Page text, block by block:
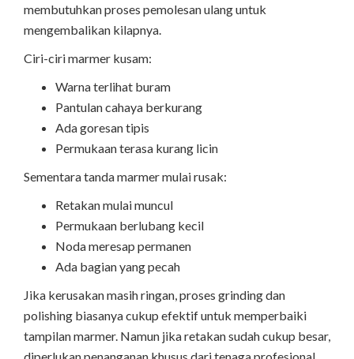
membutuhkan proses pemolesan ulang untuk
mengembalikan kilapnya.
Ciri-ciri marmer kusam:
Warna terlihat buram
Pantulan cahaya berkurang
Ada goresan tipis
Permukaan terasa kurang licin
Sementara tanda marmer mulai rusak:
Retakan mulai muncul
Permukaan berlubang kecil
Noda meresap permanen
Ada bagian yang pecah
Jika kerusakan masih ringan, proses grinding dan
polishing biasanya cukup efektif untuk memperbaiki
tampilan marmer. Namun jika retakan sudah cukup besar,
diperlukan penanganan khusus dari tenaga profesional.